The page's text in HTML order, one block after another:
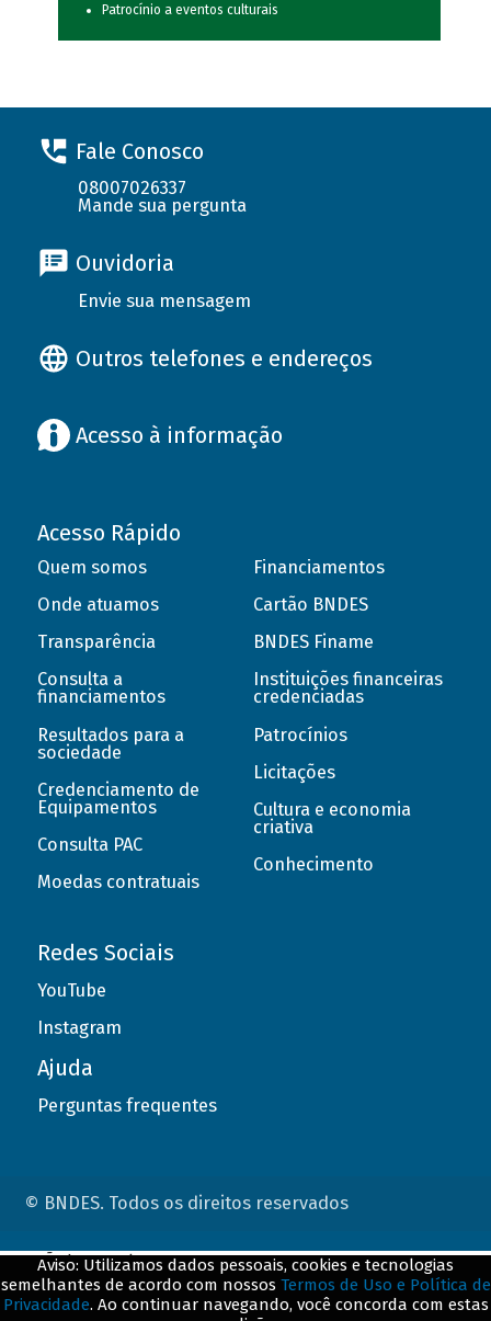
Patrocínio a eventos culturais
Fale Conosco
08007026337
Mande sua pergunta
Ouvidoria
Envie sua mensagem
Outros telefones e endereços
Acesso à informação
Acesso Rápido
Quem somos
Onde atuamos
Transparência
Consulta a
financiamentos
Resultados para a
sociedade
Credenciamento de
Equipamentos
Consulta PAC
Moedas contratuais
Financiamentos
Cartão BNDES
BNDES Finame
Instituições financeiras
credenciadas
Patrocínios
Licitações
Cultura e economia
criativa
Conhecimento
Redes Sociais
YouTube
Instagram
Ajuda
Perguntas frequentes
© BNDES. Todos os direitos reservados
Aviso: Utilizamos dados pessoais, cookies e tecnologias
semelhantes de acordo com nossos Termos de Uso e Política de
Privacidade. Ao continuar navegando, você concorda com estas
ConteÃºdo complementar
${title}${badge}